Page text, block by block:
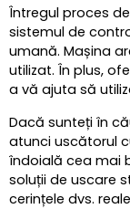
Întregul proces
sistemul de
umană. Mașina
utilizat. În plus,
a vă ajuta să
Dacă sunteți în
atunci uscătorul
îndoială cea mai
soluții de uscare
cerințele dvs.